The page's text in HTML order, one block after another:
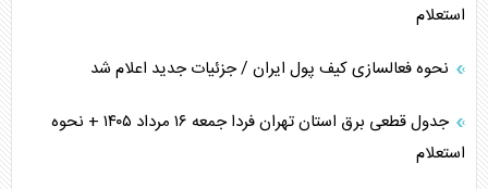
استعلام
نحوه فعالسازی کیف پول ایران / جزئیات جدید اعلام شد
جدول قطعی برق استان تهران فردا جمعه ۱۶ مرداد ۱۴۰۵ + نحوه
استعلام